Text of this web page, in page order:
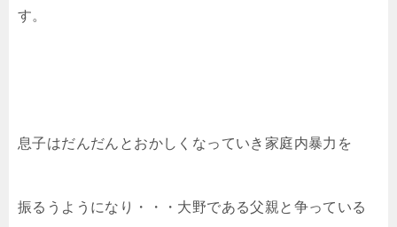
す。
息子はだんだんとおかしくなっていき家庭内暴力を
振るうようになり・・・大野である父親と争っている